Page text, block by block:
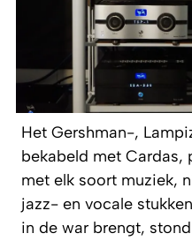
Het Gershman-,
bekabeld met Cardas,
met elk soort muziek,
jazz- en vocale
in de war brengt,